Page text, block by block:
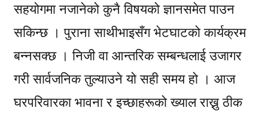
सहयोगमा नजानेको कुनै विषयको ज्ञानसमेत पाउन
सकिन्छ । पुराना साथीभाइसँग भेटघाटको कार्यक्रम
बन्नसक्छ । निजी वा आन्तरिक सम्बन्धलाई उजागर
गरी सार्वजनिक तुल्याउने यो सही समय हो । आज
घरपरिवारका भावना र इच्छाहरूको ख्याल राख्नु ठीक